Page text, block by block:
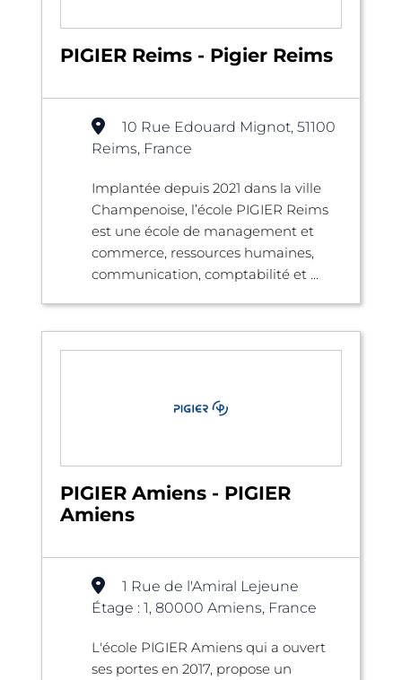
PIGIER Reims - Pigier Reims
10 Rue Edouard Mignot, 51100
Reims, France
Implantée depuis 2021 dans la ville
Champenoise, l’école PIGIER Reims
est une école de management et
commerce, ressources humaines,
communication, comptabilité et ...
PIGIER Amiens - PIGIER
Amiens
1 Rue de l'Amiral Lejeune
Étage : 1, 80000 Amiens, France
L'école PIGIER Amiens qui a ouvert
ses portes en 2017, propose un